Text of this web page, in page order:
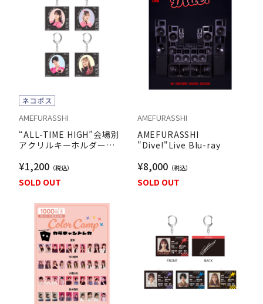
SOLD OUT
AMEFURASSHI
“ALL-TIME HIGH”会場別
アクリルキーホルダー
¥1,200
SOLD OUT
AMEFURASSHI
AMEFURASSHI
"Dive!"Live Blu-ray
¥8,000